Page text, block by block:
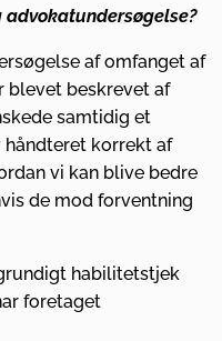
af omfanget af
blevet beskrevet af
samtidig et
håndteret korrekt af
vi kan blive bedre
de mod forventning
habilitetstjek
foretaget